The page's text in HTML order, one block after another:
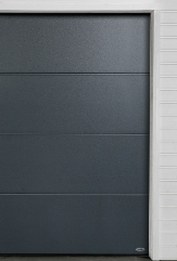
kuivat lauteet?